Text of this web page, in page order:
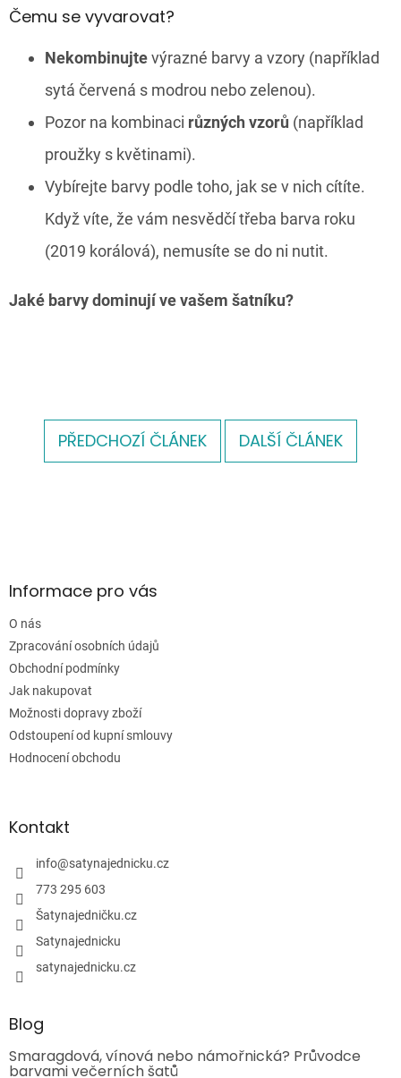
Čemu se vyvarovat?
Nekombinujtevýrazné barvy a vzory (například
sytá červená s modrou nebo zelenou).
Pozor na kombinaci různých vzorů (například
proužky s květinami).
Vybírejte barvy podle toho, jak se v nich cítíte.
Když víte, že vám nesvědčí třeba barva roku
(2019 korálová), nemusíte se do ni nutit.
Jaké barvy dominují ve vašem šatníku?
PŘEDCHOZÍ ČLÁNEK DALŠÍ ČLÁNEK
aInformace pro vás
O nás
Zpracování osobních údajů
Obchodní podmínky
Jak nakupovat
Možnosti dopravy zboží
Odstoupení od kupní smlouvy
Hodnocení obchodu
Kontakt
info@satynajednicku.cz
773 295 603
Šatynajedničku.cz
Satynajednicku
satynajednicku.cz
Blog
Smaragdová, vínová nebo námořnická? Průvodce
barvami večerních šatů